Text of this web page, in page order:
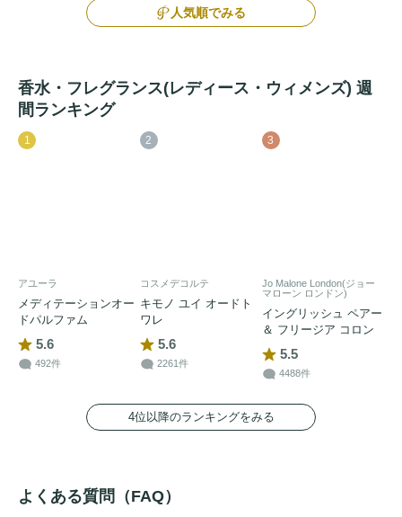
人気順でみる
香水・フレグランス(レディース・ウィメンズ) 週
間ランキング
1
アユーラ
メディテーションオー
ドパルファム
5.6
492件
2
コスメデコルテ
キモノ ユイ オードト
ワレ
5.6
2261件
3
Jo Malone London(ジョー
マローン ロンドン)
イングリッシュ ペアー
＆ フリージア コロン
5.5
4488件
4位以降のランキングをみる
よくある質問（FAQ）